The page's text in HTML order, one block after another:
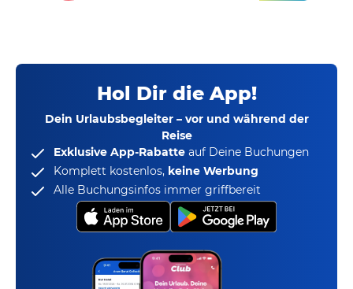
Hol Dir die App!
Dein Urlaubsbegleiter – vor und während der
Reise
Exklusive App-Rabatte auf Deine Buchungen
Komplett kostenlos, keine Werbung
Alle Buchungsinfos immer griffbereit